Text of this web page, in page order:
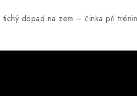
tichý dopad na zem – činka při